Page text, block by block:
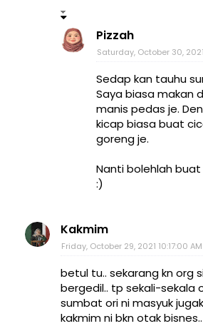
Pizzah
Saturday, October 30,
Sedap kan tauhu
Saya biasa makan
manis pedas je.
kicap biasa buat
goreng je.
Nanti bolehlah
:)
Kakmim
Friday, October 29, 2021 10:17:00 AM
betul tu.. sekarang kn org
bergedil.. tp sekali-sekala
sumbat ori ni masyuk
kakmim ni bkn otak